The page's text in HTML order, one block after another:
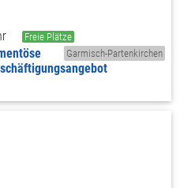
Freie Plätze
Garmisch-Partenkirchen